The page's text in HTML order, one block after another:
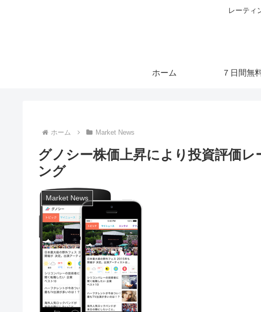
レーティ
ホーム ７日間無
ホーム Market News
グノシー株価上昇により投資評価
ング
Market News